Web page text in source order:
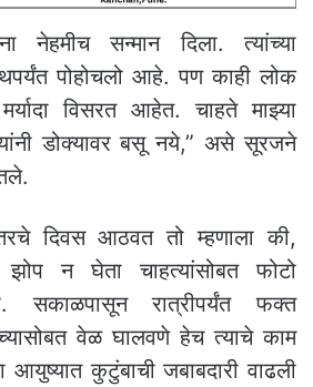
नेहमीच सन्मान दिला. त्यांच्या
पोहोचलो आहे. पण काही लोक
मर्यादा विसरत आहेत. चाहते माझ्या
डोक्यावर बसू नये,” असे सूरजने
दिवस आठवत तो म्हणाला की,
न घेता चाहत्यांसोबत फोटो
सकाळपासून रात्रीपर्यंत फक्त
वेळ घालवणे हेच त्याचे काम
कुटुंबाची जबाबदारी वाढली